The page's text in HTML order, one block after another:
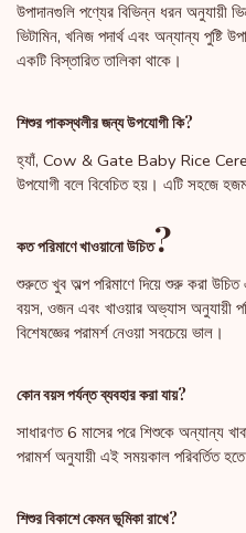
উপাদানগুলি পণ্যের বিভিন্ন ধরন অনুযায়ী
ভিটামিন, খনিজ পদার্থ এবং অন্যান্য পুষ্টি
একটি বিস্তারিত তালিকা থাকে।
শিশুর পাকস্থলীর জন্য উপযোগী কি?
হ্যাঁ, Cow & Gate Baby Rice
উপযোগী বলে বিবেচিত হয়। এটি সহজে
কত পরিমাণে খাওয়ানো উচিত?
শুরুতে খুব অল্প পরিমাণে দিয়ে শুরু করা উচিত
বয়স, ওজন এবং খাওয়ার অভ্যাস অনুযায়ী
বিশেষজ্ঞের পরামর্শ নেওয়া সবচেয়ে ভাল।
কোন বয়স পর্যন্ত ব্যবহার করা যায়?
সাধারণত 6 মাসের পরে শিশুকে অন্যান্য
পরামর্শ অনুযায়ী এই সময়কাল পরিবর্তিত
শিশুর বিকাশে কেমন ভূমিকা রাখে?